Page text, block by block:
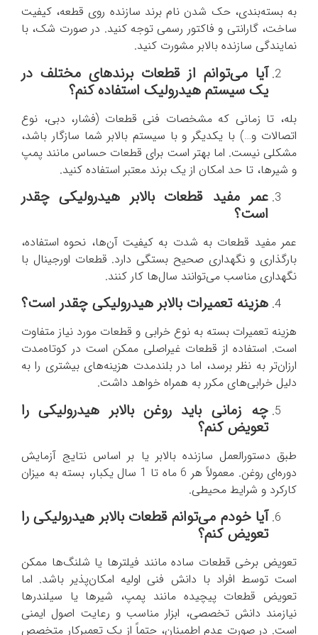
به بسته‌بندی، حک شدن نام برند سازنده روی قطعه، کیفیت
ساخت، گارانتی و فاکتور رسمی توجه کنید. در صورت شک، با
نمایندگی سازنده بالابر مشورت کنید.
آیا می‌توانم از قطعات برندهای مختلف در
یک سیستم هیدرولیک استفاده کنم؟
بله، تا زمانی که مشخصات فنی قطعات (فشار، دبی، نوع
اتصالات و…) با یکدیگر و با سیستم بالابر شما سازگار باشد،
مشکلی نیست. اما بهتر است برای قطعات حساس مانند پمپ
و شیرها، تا حد امکان از یک برند معتبر استفاده کنید.
عمر مفید قطعات بالابر هیدرولیکی چقدر
است؟
عمر مفید قطعات به شدت به کیفیت آن‌ها، نحوه استفاده،
بارگذاری و نگهداری صحیح بستگی دارد. قطعات اورجینال با
نگهداری مناسب می‌توانند سال‌ها کار کنند.
هزینه تعمیرات بالابر هیدرولیکی چقدر است؟
هزینه تعمیرات بسته به نوع خرابی و قطعات مورد نیاز متفاوت
است. استفاده از قطعات غیراصلی ممکن است در کوتاه‌مدت
ارزان‌تر به نظر برسد، اما در بلندمدت هزینه‌های بیشتری را به
دلیل خرابی‌های مکرر به همراه خواهد داشت.
چه زمانی باید روغن بالابر هیدرولیکی را
تعویض کنم؟
طبق دستورالعمل سازنده بالابر یا بر اساس نتایج آزمایش
دوره‌ای روغن. معمولاً هر 6 ماه تا 1 سال یکبار، بسته به میزان
کارکرد و شرایط محیطی.
آیا خودم می‌توانم قطعات بالابر هیدرولیکی را
تعویض کنم؟
تعویض برخی قطعات ساده مانند فیلترها یا شلنگ‌ها ممکن
است توسط افراد با دانش فنی اولیه امکان‌پذیر باشد. اما
تعویض قطعات پیچیده مانند پمپ، شیرها یا سیلندرها
نیازمند دانش تخصصی، ابزار مناسب و رعایت اصول ایمنی
است. در صورت عدم اطمینان، حتماً از یک تعمیرکار متخصص